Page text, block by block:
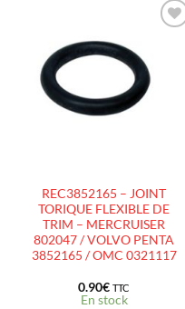
À LA
LISTE
D’ENVIES
REC3852165 – JOINT
TORIQUE FLEXIBLE DE
TRIM – MERCRUISER
802047 / VOLVO PENTA
3852165 / OMC 0321117
0.90€ TTC
En stock